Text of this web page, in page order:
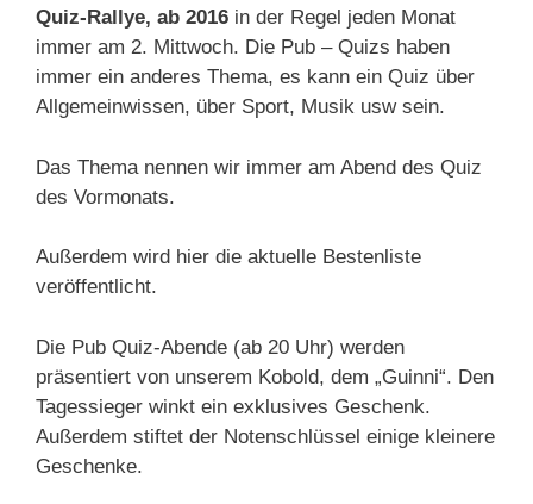
Quiz-Rallye, ab 2016 in der Regel jeden Monat
immer am 2. Mittwoch. Die Pub – Quizs haben
immer ein anderes Thema, es kann ein Quiz über
Allgemeinwissen, über Sport, Musik usw sein.
Das Thema nennen wir immer am Abend des Quiz
des Vormonats.
Außerdem wird hier die aktuelle Bestenliste
veröffentlicht.
Die Pub Quiz-Abende (ab 20 Uhr) werden
präsentiert von unserem Kobold, dem „Guinni“. Den
Tagessieger winkt ein exklusives Geschenk.
Außerdem stiftet der Notenschlüssel einige kleinere
Geschenke.